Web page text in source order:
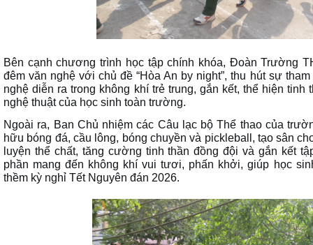
Bên cạnh chương trình học tập chính khóa, Đoàn Trường
đêm văn nghệ với chủ đề“Hòa An by night”, thu hút sự
nghệ diễn ra trong không khí trẻ trung, gắn kết, thể hiện tinh
nghệ thuật của học sinh toàn trường.
Ngoài ra, Ban Chủ nhiệm các Câu lạc bộ Thể thaocủa
hữu bóng đá, cầu lông, bóng chuyền và pickleball , tạo sân
luyện thể chất, tăng cường tinh thần đồng đội và gắn kết
phần mang đến không khí vui tươi, phấn khởi, giúp học
thềm kỳ nghỉ Tết Nguyên đán 2026.